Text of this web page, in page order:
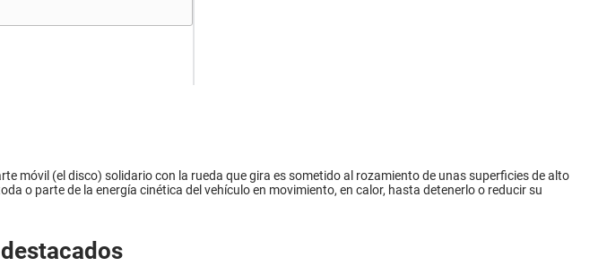
móvil (el disco) solidario con la rueda que gira es sometido al rozamiento de unas superficies de alto
o parte de la energía cinética del vehículo en movimiento, en calor, hasta detenerlo o reducir su